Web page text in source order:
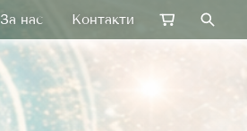
За нас Контакти